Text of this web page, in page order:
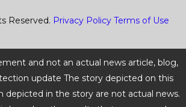
Reserved. Privacy Policy Terms of Use
and not an actual news article, blog,
update The story depicted on this
depicted in the story are not actual news.